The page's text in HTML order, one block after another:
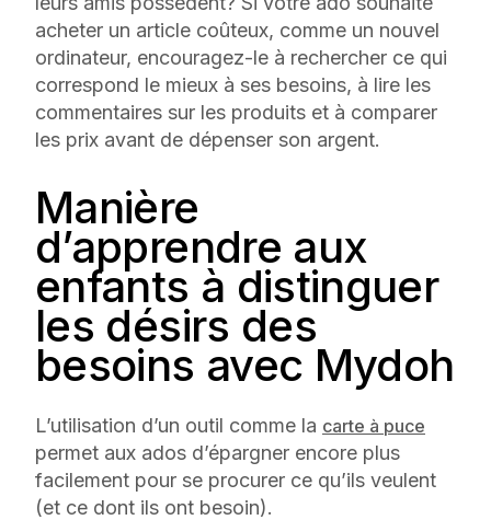
acheter un article coûteux, comme un nouvel
ordinateur, encouragez-le à rechercher ce qui
correspond le mieux à ses besoins, à lire les
commentaires sur les produits et à comparer
les prix avant de dépenser son argent.
Manière
d’apprendre aux
enfants à distinguer
les désirs des
besoins avec Mydoh
L’utilisation d’un outil comme la carte à puce
permet aux ados d’épargner encore plus
facilement pour se procurer ce qu’ils veulent
(et ce dont ils ont besoin).